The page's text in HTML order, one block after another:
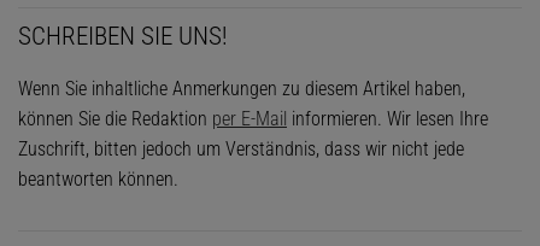
SCHREIBEN SIE UNS!
Wenn Sie inhaltliche Anmerkungen zu diesem Artikel haben,
können Sie die Redaktion per E-Mail informieren. Wir lesen Ihre
Zuschrift, bitten jedoch um Verständnis, dass wir nicht jede
beantworten können.